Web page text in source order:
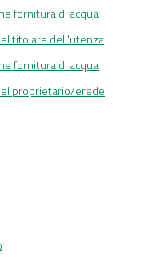
fornitura di acqua
titolare dell'utenza
fornitura di acqua
proprietario/erede